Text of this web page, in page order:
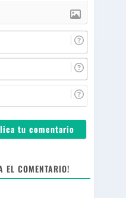
o
m
b
r
E
m
a
ie
EL COMENTARIO!